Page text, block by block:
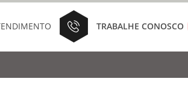
TRABALHE CONOSCO